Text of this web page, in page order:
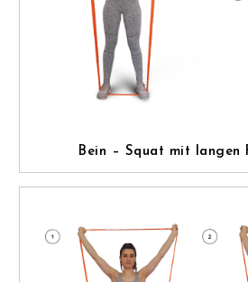
Bein – Squat mit langen